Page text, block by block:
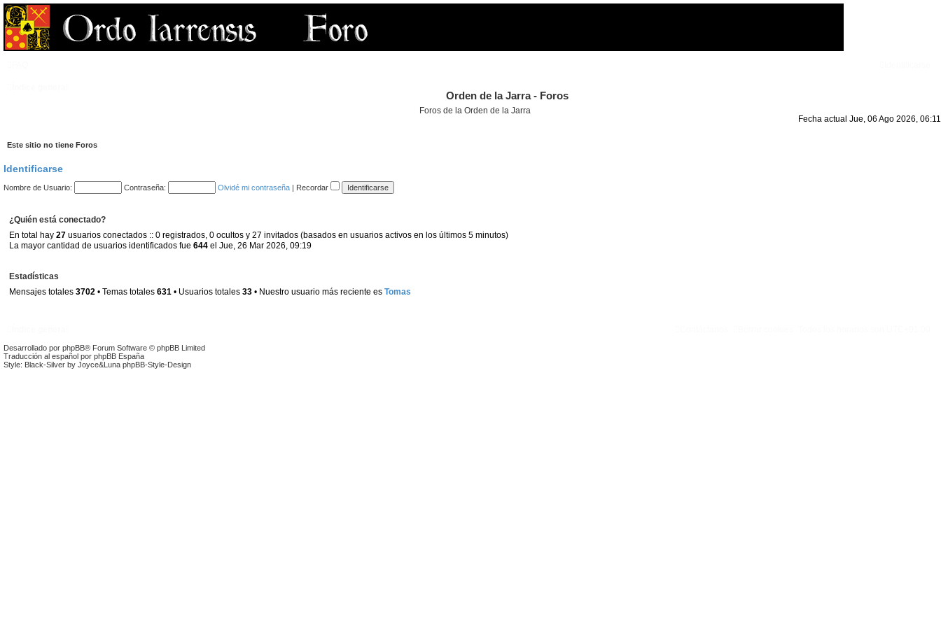
Orden de la Jarra - Foros
Foros de la Orden de la Jarra
Fecha actual Jue, 06 Ago 2026, 06:11
Este sitio no tiene Foros
Identificarse
Nombre de Usuario: Contraseña: Olvidé mi contraseña | Recordar
¿Quién está conectado?
En total hay 27 usuarios conectados :: 0 registrados, 0 ocultos y 27 invitados (basados en usuarios activos en los últimos 5 minutos)
La mayor cantidad de usuarios identificados fue 644 el Jue, 26 Mar 2026, 09:19
Estadísticas
Mensajes totales 3702 • Temas totales 631 • Usuarios totales 33 • Nuestro usuario más reciente es Tomas
Desarrollado por phpBB® Forum Software © phpBB Limited
Traducción al español por phpBB España
Style: Black-Silver by Joyce&Luna phpBB-Style-Design